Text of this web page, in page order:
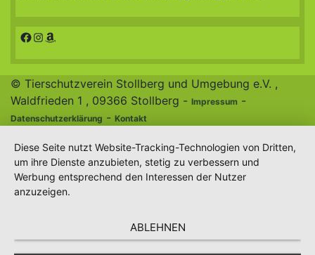
Facebook
Instagram
Amazon
© Tierschutzverein Stollberg und Umgebung e.V. ,
Waldfrieden 1 , 09366 Stollberg - Impressum -
Datenschutzerklärung - Kontakt
Diese Seite nutzt Website-Tracking-Technologien von Dritten,
um ihre Dienste anzubieten, stetig zu verbessern und
Werbung entsprechend den Interessen der Nutzer
anzuzeigen.
ABLEHNEN